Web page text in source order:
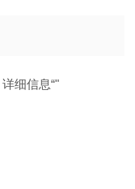
详细信息“"